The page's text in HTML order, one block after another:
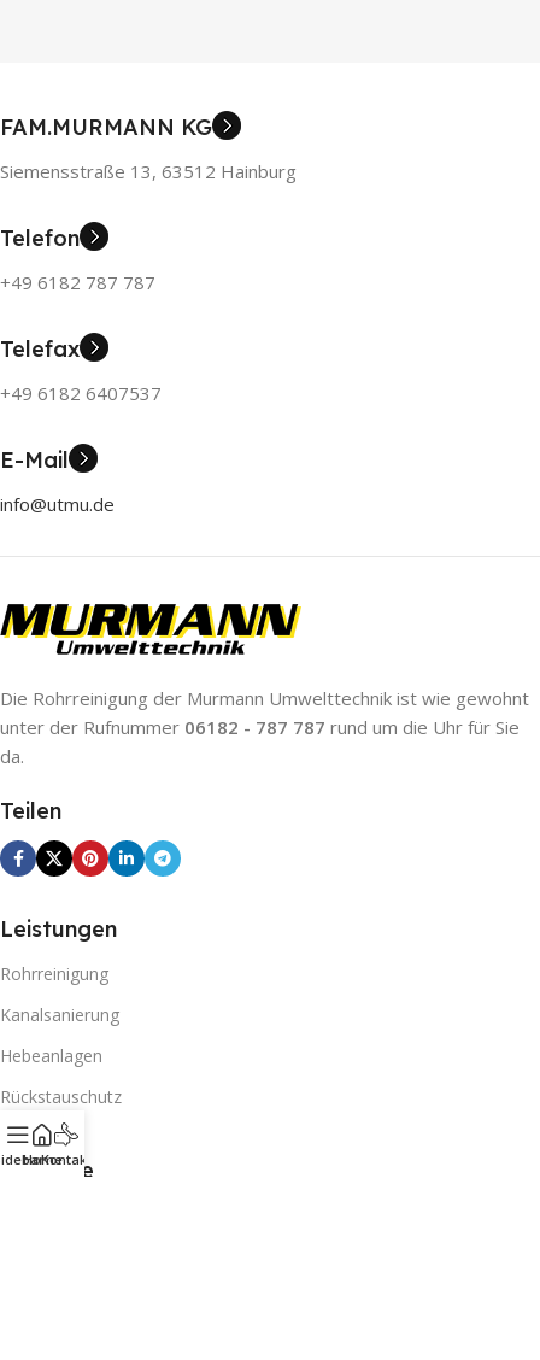
FAM.MURMANN KG
Siemensstraße 13, 63512 Hainburg
Telefon
+49 6182 787 787
Telefax
+49 6182 6407537
E-Mail
info@utmu.de
Die Rohrreinigung der Murmann Umwelttechnik ist wie gewohnt
unter der Rufnummer 06182 - 787 787 rund um die Uhr für Sie
da.
Teilen
Leistungen
Rohrreinigung
Kanalsanierung
Hebeanlagen
Rückstauschutz
Beiträge
HomeKontakt